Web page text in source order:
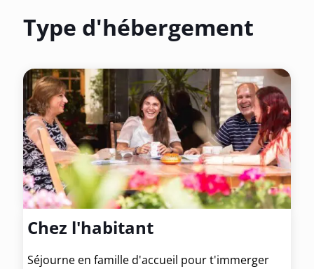
Type d'hébergement
Chez l'habitant
Séjourne en famille d'accueil pour t'immerger